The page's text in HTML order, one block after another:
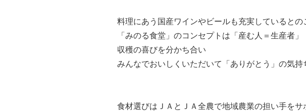
料理にあう国産ワインやビールも充実しているとの
「みのる食堂」のコンセプトは「産む人＝生産者
収穫の喜びを分かち合い
みんなでおいしくいただいて「ありがとう」の気持
食材選びはＪＡとＪＡ全農で地域農業の担い手をサ